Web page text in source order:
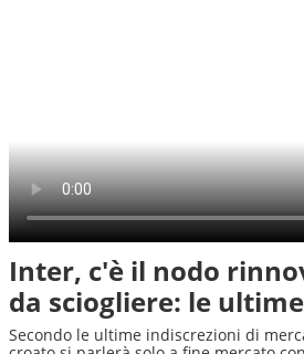
Inter, c'è il nodo
da sciogliere: le ultime
Secondo le ultime indiscrezioni di